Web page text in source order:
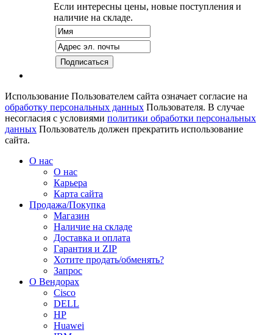
Если интересны цены, новые поступления и
наличие на складе.
Использование Пользователем сайта означает согласие на
обработку персональных данных Пользователя. В случае
несогласия с условиями политики обработки персональных
данных Пользователь должен прекратить использование
сайта.
О нас
О нас
Карьера
Карта сайта
Продажа/Покупка
Магазин
Наличие на складе
Доставка и оплата
Гарантия и ZIP
Хотите продать/обменять?
Запрос
О Вендорах
Cisco
DELL
HP
Huawei